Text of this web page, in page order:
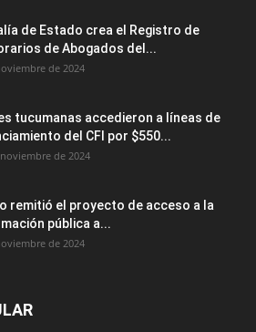
de Estado crea el Registro de
de Abogados del...
de 2024
tucumanas accedieron a líneas de
del CFI por $550...
de 2024
remitió el proyecto de acceso a la
pública a...
de 2024